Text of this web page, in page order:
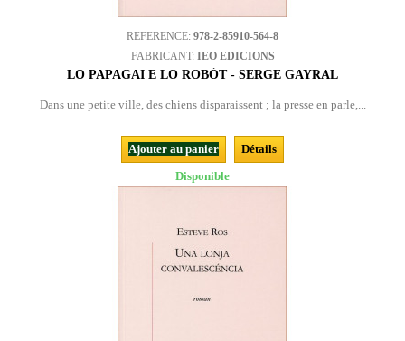
REFERENCE: 978-2-85910-564-8
FABRICANT: IEO EDICIONS
LO PAPAGAI E LO ROBÒT - SERGE GAYRAL
Dans une petite ville, des chiens disparaissent ; la presse en parle,...
Ajouter au panier
Détails
Disponible